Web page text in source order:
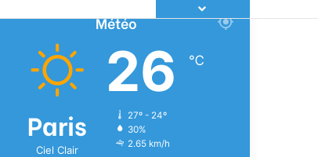
Météo
Paris
Ciel Clair
26 ℃
27º - 24º
30%
2.65 km/h